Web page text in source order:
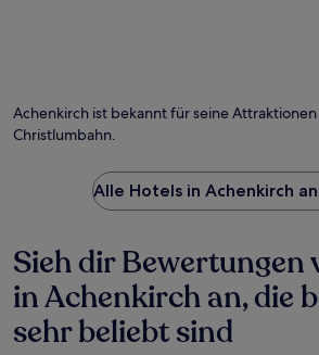
Achenkirch ist bekannt für seine
Christlumbahn.
Alle Hotels in Achenkirch
Sieh dir Bewertungen
in Achenkirch an, die
sehr beliebt sind